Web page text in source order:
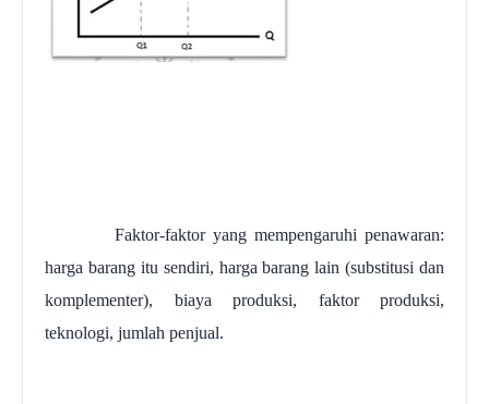
Faktor-faktor yang mempengaruhi penawaran:
harga barang itu sendiri, harga barang lain (substitusi dan
komplementer), biaya produksi, faktor produksi,
teknologi, jumlah penjual.